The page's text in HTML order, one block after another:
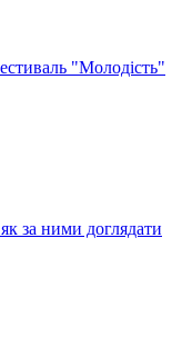
"Молодість"
за ними доглядати